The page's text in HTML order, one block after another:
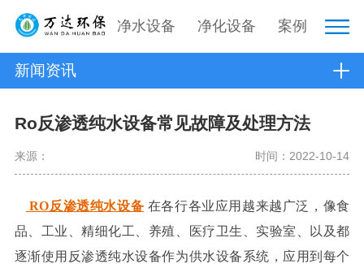
净水设备 净化设备 案例
新闻资讯
Ro反渗透纯水设备常见故障及处理方法
来源： 时间：2022-10-14
RO反渗透纯水设备 在各行各业应用越来越广泛，像食
品、工业、精细化工、养殖、医疗卫生、实验室、以及都
逐渐使用反渗透纯水设备作为供水设备系统，应用到每个